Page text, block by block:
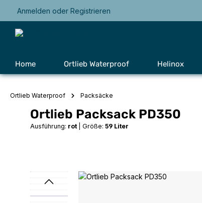
Hauptnavigation springen
Anmelden oder Registrieren
Home Ortlieb Waterproof Helinox
Ortlieb Waterproof Packsäcke
Ortlieb Packsack PD350
Ausführung: rot Größe: 59 Liter
Bildergalerie überspringen